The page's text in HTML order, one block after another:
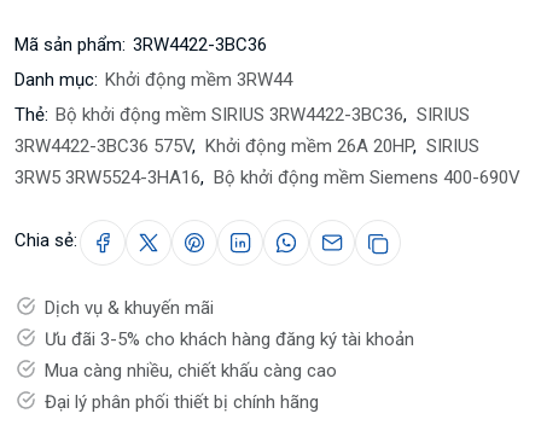
Mã sản phẩm: 3RW4422-3BC36
Danh mục: Khởi động mềm 3RW44
Thẻ: Bộ khởi động mềm SIRIUS 3RW4422-3BC36, SIRIUS
3RW4422-3BC36 575V, Khởi động mềm 26A 20HP, SIRIUS
3RW5 3RW5524-3HA16, Bộ khởi động mềm Siemens 400-690V
Chia sẻ:
Dịch vụ & khuyến mãi
Ưu đãi 3-5% cho khách hàng đăng ký tài khoản
Mua càng nhiều, chiết khấu càng cao
Đại lý phân phối thiết bị chính hãng